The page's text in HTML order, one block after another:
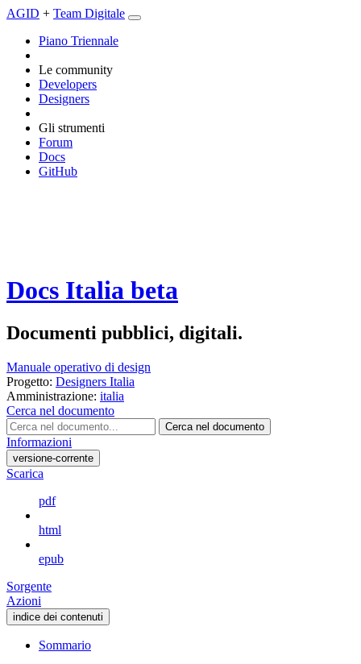
AGID + Team Digitale
Piano Triennale
Le community
Developers
Designers
Gli strumenti
Forum
Docs
GitHub
Docs Italia beta
Documenti pubblici, digitali.
Manuale operativo di design
Progetto: Designers Italia
Amministrazione: italia
Cerca nel documento
Cerca nel documento
Informazioni
versione-corrente
Scarica
pdf
html
epub
Sorgente
Azioni
indice dei contenuti
Sommario